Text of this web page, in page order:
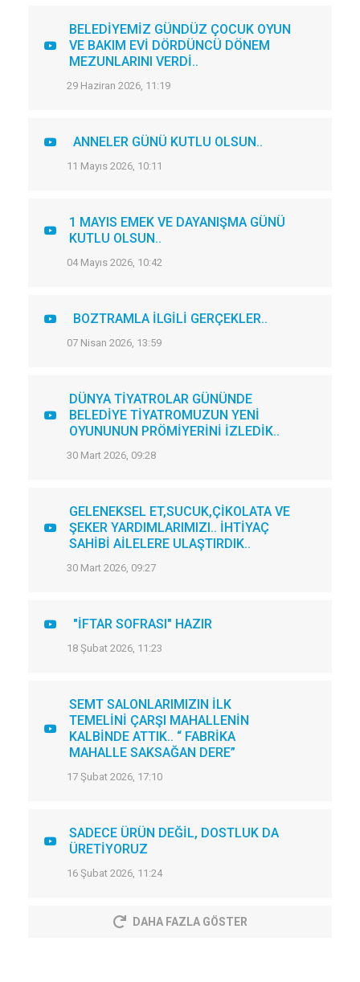
BELEDİYEMİZ GÜNDÜZ ÇOCUK OYUN
VE BAKIM EVİ DÖRDÜNCÜ DÖNEM
MEZUNLARINI VERDİ..
29 Haziran 2026, 11:19
ANNELER GÜNÜ KUTLU OLSUN..
11 Mayıs 2026, 10:11
1 MAYIS EMEK VE DAYANIŞMA GÜNÜ
KUTLU OLSUN..
04 Mayıs 2026, 10:42
BOZTRAMLA İLGİLİ GERÇEKLER..
07 Nisan 2026, 13:59
DÜNYA TİYATROLAR GÜNÜNDE
BELEDİYE TİYATROMUZUN YENİ
OYUNUNUN PRÖMİYERİNİ İZLEDİK..
30 Mart 2026, 09:28
GELENEKSEL ET,SUCUK,ÇİKOLATA VE
ŞEKER YARDIMLARIMIZI.. İHTİYAÇ
SAHİBİ AİLELERE ULAŞTIRDIK..
30 Mart 2026, 09:27
"İFTAR SOFRASI" HAZIR
18 Şubat 2026, 11:23
SEMT SALONLARIMIZIN İLK
TEMELİNİ ÇARŞI MAHALLENİN
KALBİNDE ATTIK.. “ FABRİKA
MAHALLE SAKSAĞAN DERE”
17 Şubat 2026, 17:10
SADECE ÜRÜN DEĞİL, DOSTLUK DA
ÜRETİYORUZ
16 Şubat 2026, 11:24
DAHA FAZLA GÖSTER